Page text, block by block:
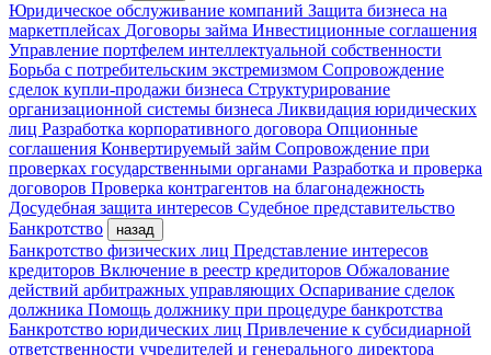
Юридическое обслуживание компаний Защита бизнеса на
маркетплейсах Договоры займа Инвестиционные соглашения
Управление портфелем интеллектуальной собственности
Борьба с потребительским экстремизмом Сопровождение
сделок купли-продажи бизнеса Структурирование
организационной системы бизнеса Ликвидация юридических
лиц Разработка корпоративного договора Опционные
соглашения Конвертируемый займ Сопровождение при
проверках государственными органами Разработка и проверка
договоров Проверка контрагентов на благонадежность
Досудебная защита интересов Судебное представительство
Банкротство
назад
Банкротство физических лиц Представление интересов
кредиторов Включение в реестр кредиторов Обжалование
действий арбитражных управляющих Оспаривание сделок
должника Помощь должнику при процедуре банкротства
Банкротство юридических лиц Привлечение к субсидиарной
ответственности учредителей и генерального директора